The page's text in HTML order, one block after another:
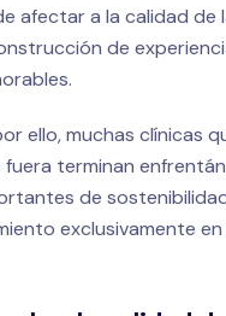
afectar a la calidad de
de
ello, muchas clínicas
terminan
de
exclusivamente